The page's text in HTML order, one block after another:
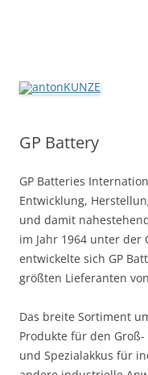
GP Battery
GP Batteries
Entwicklung,
und damit
im Jahr 1964 unter der
entwickelte sich GP
größten Lieferanten
Das breite Sortiment
Produkte für den
und Spezialakkus für